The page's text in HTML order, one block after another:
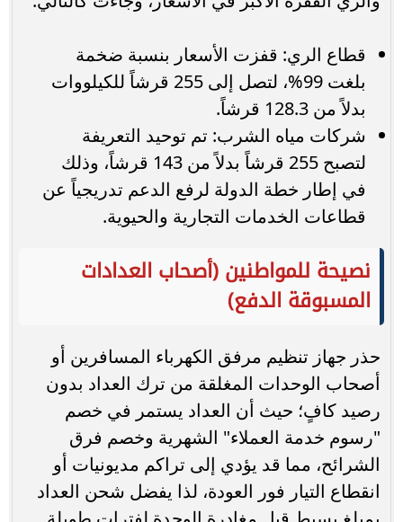
قطاع الري: قفزت الأسعار بنسبة ضخمة
بلغت 99%، لتصل إلى 255 قرشاً للكيلووات
بدلاً من 128.3 قرشاً.
شركات مياه الشرب: تم توحيد التعريفة
لتصبح 255 قرشاً بدلاً من 143 قرشاً، وذلك
في إطار خطة الدولة لرفع الدعم تدريجياً عن
قطاعات الخدمات التجارية والحيوية.
نصيحة للمواطنين (أصحاب العدادات
المسبوقة الدفع)
حذر جهاز تنظيم مرفق الكهرباء المسافرين أو
أصحاب الوحدات المغلقة من ترك العداد بدون
رصيد كافٍ؛ حيث أن العداد يستمر في خصم
"رسوم خدمة العملاء" الشهرية وخصم فرق
الشرائح، مما قد يؤدي إلى تراكم مديونيات أو
انقطاع التيار فور العودة، لذا يفضل شحن العداد